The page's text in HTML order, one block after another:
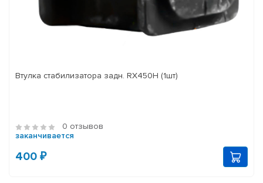
Втулка стабилизатора задн. RX450H (1шт)
0 отзывов
заканчивается
400 ₽